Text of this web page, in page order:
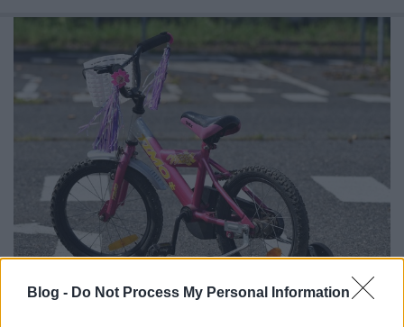
Blog - Do Not Process My Personal Information
"Így kapcsolódunk az Európai